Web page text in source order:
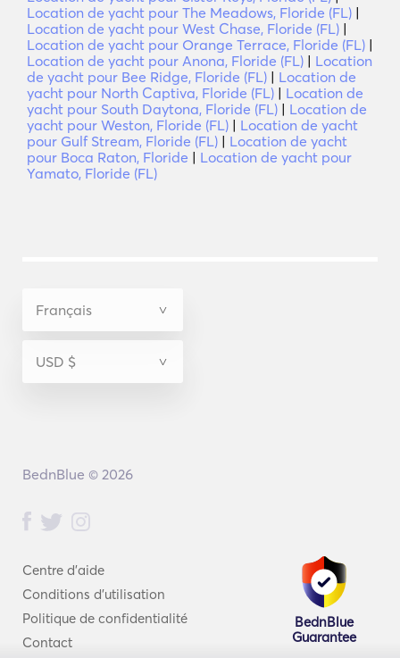
Location de yacht pour The Meadows, Floride (FL) |
Location de yacht pour West Chase, Floride (FL) |
Location de yacht pour Orange Terrace, Floride (FL) |
Location de yacht pour Anona, Floride (FL) | Location
de yacht pour Bee Ridge, Floride (FL) | Location de
yacht pour North Captiva, Floride (FL) | Location de
yacht pour South Daytona, Floride (FL) | Location de
yacht pour Weston, Floride (FL) | Location de yacht
pour Gulf Stream, Floride (FL) | Location de yacht
pour Boca Raton, Floride | Location de yacht pour
Yamato, Floride (FL)
Centre d'aide
Conditions d'utilisation
Politique de confidentialité
Contact
BednBlue
Guarantee
BednBlue © 2026